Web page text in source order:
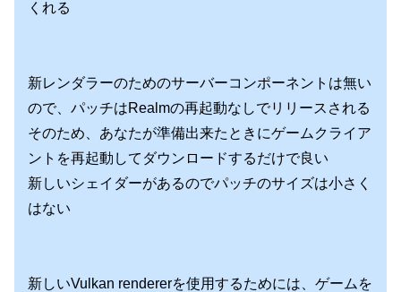
くれる
新レンダラーのためのサーバーコンポーネントは無い
ので、パッチはRealmの再起動なしでリリースされる
そのため、あなたが準備出来たときにゲームクライア
ントを再起動してダウンロードするだけで良い
新しいシェイダーがあるのでパッチのサイズは小さく
はない
新しいVulkan rendererを使用するためには、ゲームを